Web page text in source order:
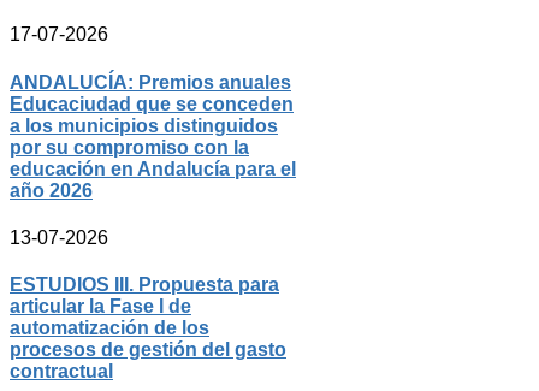
17-07-2026
ANDALUCÍA: Premios anuales
Educaciudad que se conceden
a los municipios distinguidos
por su compromiso con la
educación en Andalucía para el
año 2026
13-07-2026
ESTUDIOS III. Propuesta para
articular la Fase I de
automatización de los
procesos de gestión del gasto
contractual